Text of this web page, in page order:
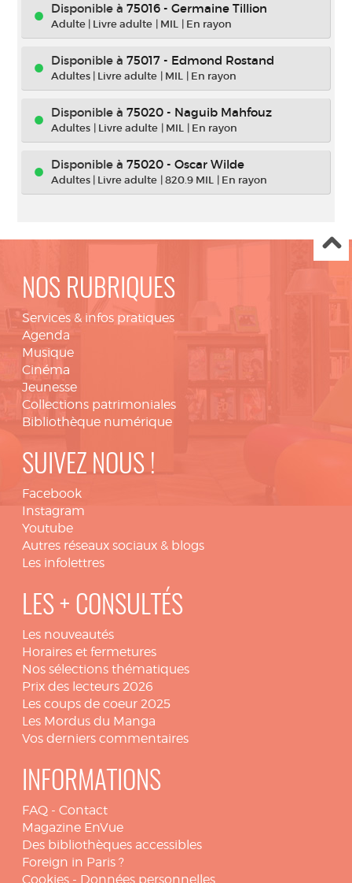
Disponible à 75016 - Germaine Tillion
Adulte | Livre adulte | MIL | En rayon
Disponible à 75017 - Edmond Rostand
Adultes | Livre adulte | MIL | En rayon
Disponible à 75020 - Naguib Mahfouz
Adultes | Livre adulte | MIL | En rayon
Disponible à 75020 - Oscar Wilde
Adultes | Livre adulte |820.9 MIL | En rayon
NOS RUBRIQUES
Services & infos pratiques
Agenda
Musique
Cinéma
Jeunesse
Collections patrimoniales
Bibliothèque numérique
SUIVEZ NOUS !
Facebook
Instagram
Youtube
Autres réseaux sociaux & blogs
Les infolettres
LES + CONSULTÉS
Les nouveautés
Horaires et fermetures
Nos sélections thématiques
Prix des lecteurs 2026
Les coups de coeur 2025
Les Mordus du Manga
Vos derniers commentaires
INFORMATIONS
FAQ - Contact
Magazine EnVue
Des bibliothèques accessibles
Foreign in Paris ?
Cookies - Données personnelles